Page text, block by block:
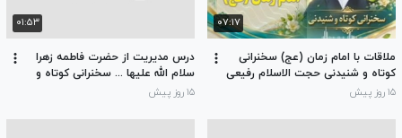
۰۷:۱۷
ملاقات با امام زمان (عج) سخنرانی
کوتاه و شنیدنی حجت الاسلام رفیعی
۱۵ روز پیش
۰۱:۵۳
درس مدیریت از حضرت فاطمه زهرا
سلام الله علیها ... سخنرانی کوتاه و
شنیدنی حجت الاسلام رفیعی
۱۵ روز پیش